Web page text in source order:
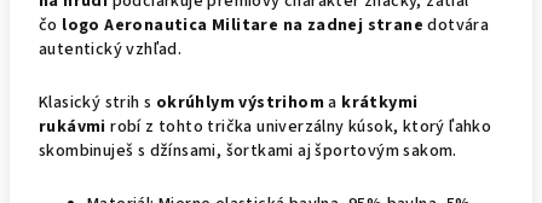
čo logo Aeronautica Militare na zadnej strane dotvára
autentický vzhľad.
Klasický strih s okrúhlym výstrihom a krátkymi
rukávmi robí z tohto trička univerzálny kúsok, ktorý ľahko
skombinuješ s džínsami, šortkami aj športovým sakom.